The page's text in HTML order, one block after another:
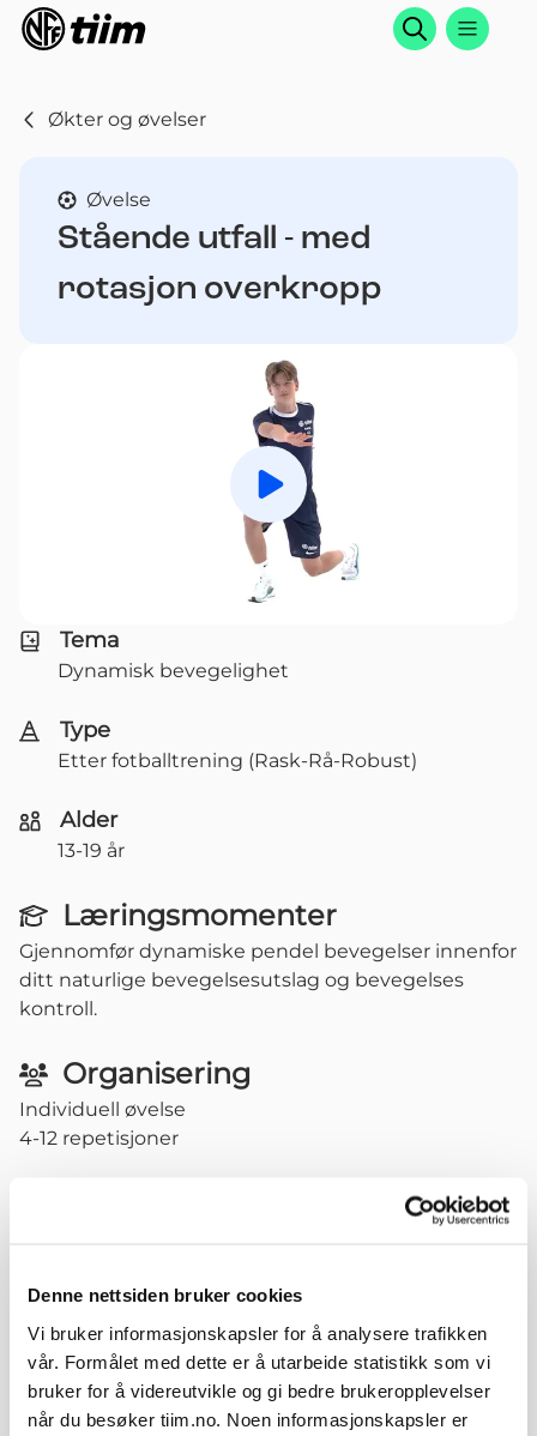
Denne nettsiden bruker cookies
Vi bruker informasjonskapsler for å analysere trafikken
vår. Formålet med dette er å utarbeide statistikk som vi
bruker for å videreutvikle og gi bedre brukeropplevelser
når du besøker tiim.no. Noen informasjonskapsler er
Søk
Økter og øvelser
Øvelse
Stående utfall - med
rotasjon overkropp
Spill av
Tema
Dynamisk bevegelighet
Type
Etter fotballtrening (Rask-Rå-Robust)
Alder
13-19 år
Læringsmomenter
Gjennomfør dynamiske pendel bevegelser innenfor
ditt naturlige bevegelsesutslag og bevegelses
kontroll.
Organisering
Individuell øvelse
4-12 repetisjoner
Relaterte øvelser